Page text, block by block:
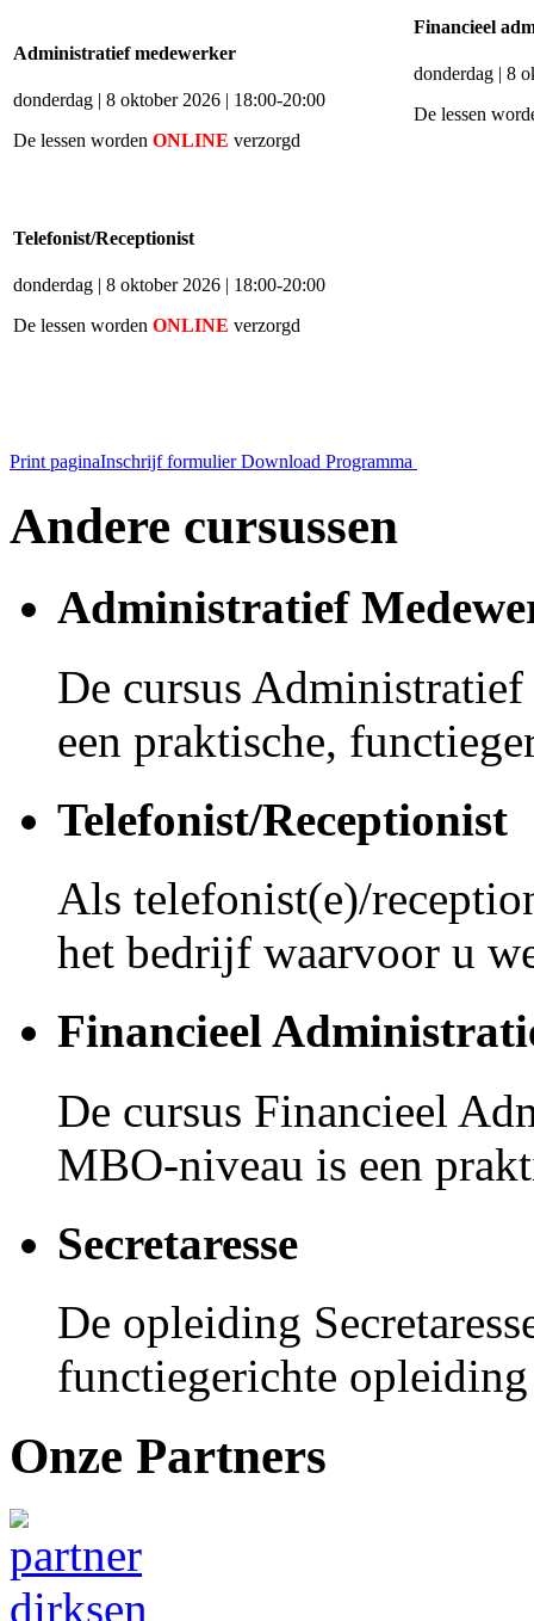
Administratief medewerker
donderdag | 8 oktober 2026 | 18:00-20:00
De lessen worden ONLINE verzorgd
Financieel
donderdag | 8
De lessen
Telefonist/Receptionist
donderdag | 8 oktober 2026 | 18:00-20:00
De lessen worden ONLINE verzorgd
Print paginaInschrijf formulierDownload Programma
Andere cursussen
Administratief
De cursus
een praktische,
Telefonist/Receptionist
Als telefonist(e)/
het bedrijf waarvoor u
Financieel
De cursus Financieel
MBO-niveau is een
Secretaresse
De opleiding
functiegerichte
Onze Partners